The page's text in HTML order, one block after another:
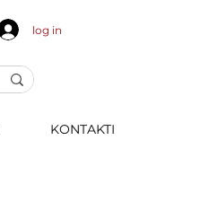
log in
KONTAKTI